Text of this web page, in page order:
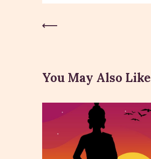
You May Also Like